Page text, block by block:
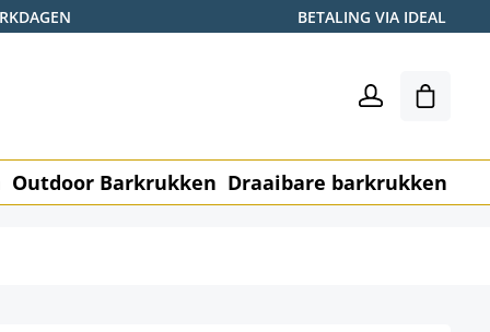
BETALING VIA IDEAL
Outdoor Barkrukken Draaibare barkrukken